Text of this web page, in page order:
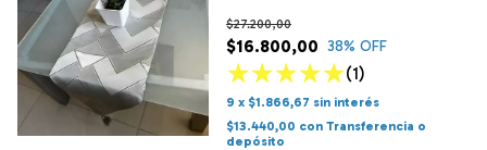
$16.800,00
$27.200,00
38% OFF
(1)
9 x $1.866,67 sin interés
$13.440,00 con Transferencia o
depósito